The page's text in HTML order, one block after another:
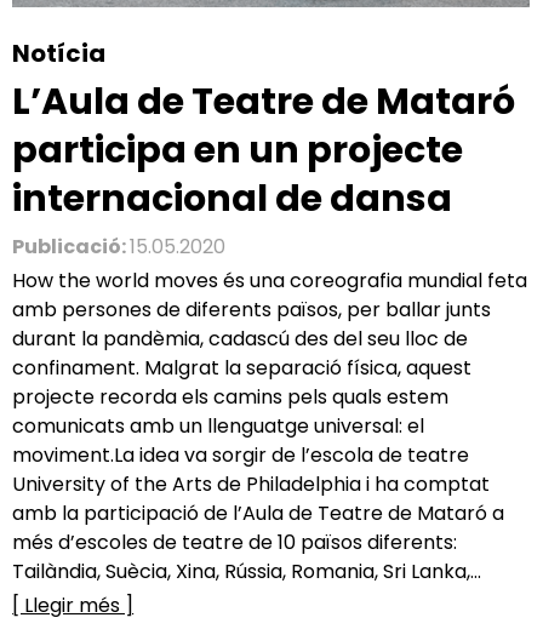
Notícia
L’Aula de Teatre de Mataró
participa en un projecte
internacional de dansa
Publicació:15.05.2020
How the world moves és una coreografia mundial feta
amb persones de diferents països, per ballar junts
durant la pandèmia, cadascú des del seu lloc de
confinament. Malgrat la separació física, aquest
projecte recorda els camins pels quals estem
comunicats amb un llenguatge universal: el
moviment.La idea va sorgir de l’escola de teatre
University of the Arts de Philadelphia i ha comptat
amb la participació de l’Aula de Teatre de Mataró a
més d’escoles de teatre de 10 països diferents:
Tailàndia, Suècia, Xina, Rússia, Romania, Sri Lanka,...
[ Llegir més ]